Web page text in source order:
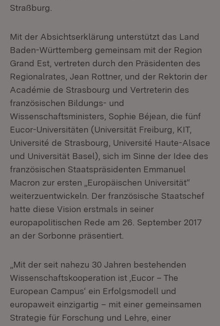
Straßburg.
Mit der Absichtserklärung unterstützt das Land
Baden-Württemberg gemeinsam mit der Region
Grand Est, vertreten durch den Präsidenten des
Regionalrates, Jean Rottner, und der Rektorin der
Académie de Strasbourg und Vertreterin des
französischen Bildungs- und
Wissenschaftsministers, Sophie Béjean, die fünf
Eucor-Universitäten (Universität Freiburg, KIT,
Université de Strasbourg, Université Haute-Alsace
und Universität Basel), sich im Sinne der Idee des
französischen Staatspräsidenten Emmanuel
Macron zur ersten „Europäischen Universität“
weiterzuentwickeln. Der französische Staatschef
hatte diese Vision erstmals in seiner
europapolitischen Rede am 26. September 2017
an der Sorbonne präsentiert.
„Mit der seit nahezu 30 Jahren bestehenden
Wissenschaftskooperation ist ,Eucor – The
European Campus‘ ein Erfolgsmodell und
europaweit einzigartig – mit einer gemeinsamen
Strategie für Forschung und Lehre, einer